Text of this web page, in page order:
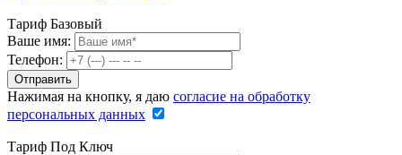
Тариф Базовый
Ваше имя:
Телефон:
Нажимая на кнопку, я даю согласие на обработку
персональных данных
Тариф Под Ключ